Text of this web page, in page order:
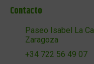
Contacto
Paseo Isabel La
Zaragoza
+34 722 56 49 07